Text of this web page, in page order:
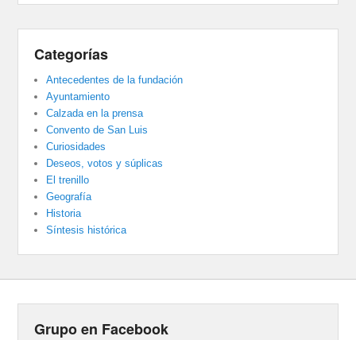
Categorías
Antecedentes de la fundación
Ayuntamiento
Calzada en la prensa
Convento de San Luis
Curiosidades
Deseos, votos y súplicas
El trenillo
Geografía
Historia
Síntesis histórica
Grupo en Facebook